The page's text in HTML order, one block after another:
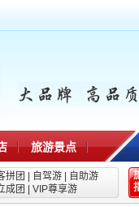
旅游景点
拼团 自驾游
自助游
成团
VIP尊享游